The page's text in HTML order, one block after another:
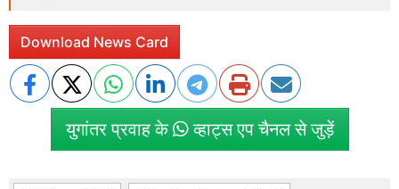
Download News Card
युगांतर प्रवाह के व्हाट्स एप चैनल से जुड़ें